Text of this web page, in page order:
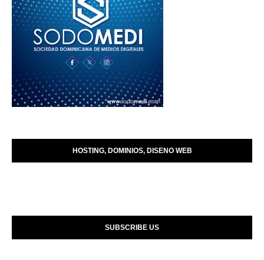
HOSTING, DOMINIOS, DISENO WEB
SUBSCRIBE US